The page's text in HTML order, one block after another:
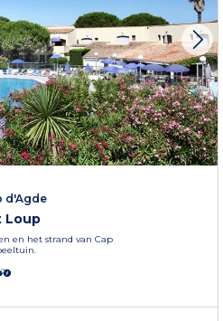
d'Agde
Loup
en het strand van Cap